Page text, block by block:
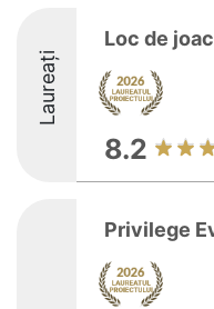
Laureați
Loc de
8.2
Privilege